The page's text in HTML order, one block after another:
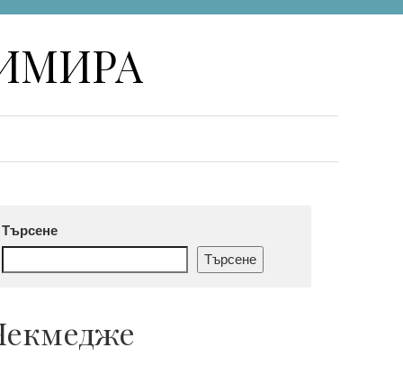
Търсене
Търсене